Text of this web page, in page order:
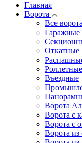
Главная
Ворота
Все ворота
Гаражные
Откатные
Роллетные
Въездные
Ворота
Ворота с
Ворота c
Ворота из